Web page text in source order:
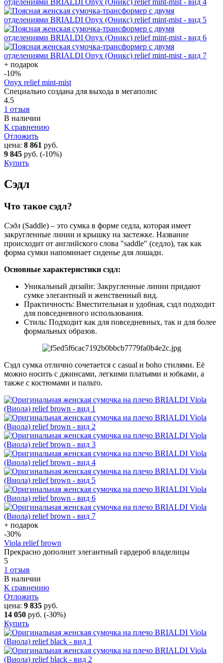
+ подарок
-10%
Onyx relief mint-mist
Специально создана для выхода в мегаполис
4.5
1 отзыв
В наличии
К сравнению
Отложить
цена: 8 861 руб.
9 845 руб. (-10%)
Купить
Сэдл
Что такое сэдл?
Сэдл (Saddle) – это сумка в форме седла, которая имеет
закругленные линии и крышку на застежке. Название
происходит от английского слова "saddle" (седло), так как
форма сумки напоминает сиденье для лошади.
Основные характеристики сэдл:
Уникальный дизайн: Закругленные линии придают
сумке элегантный и женственный вид.
Практичность: Вместительная и удобная, сэдл подходит
для повседневного использования.
Стиль: Подходит как для повседневных, так и для более
формальных образов.
Сэдл сумка отлично сочетается с casual и boho стилями. Её
можно носить с джинсами, легкими платьями и юбками, а
также с костюмами и пальто.
+ подарок
-30%
Viola relief brown
Прекрасно дополнит элегантный гардероб владелицы
5
1 отзыв
В наличии
К сравнению
Отложить
цена: 9 835 руб.
14 050 руб. (-30%)
Купить